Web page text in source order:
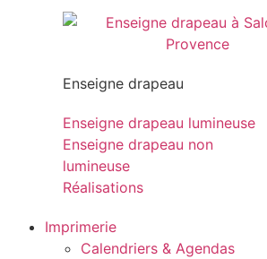
Enseigne drapeau
Enseigne drapeau lumineuse
Enseigne drapeau non
lumineuse
Réalisations
Imprimerie
Calendriers & Agendas